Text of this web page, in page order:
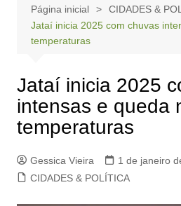
Página inicial
CIDADES &
Jataí inicia 2025 com chuvas
temperaturas
Jataí inicia 2025
intensas e queda
temperaturas
Gessica Vieira 1 de janeiro
CIDADES & POLÍTICA